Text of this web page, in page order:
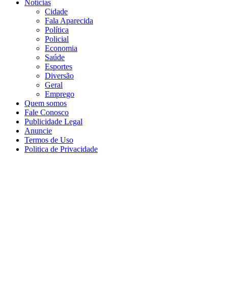
Notícias
Cidade
Fala Aparecida
Política
Policial
Economia
Saúde
Esportes
Diversão
Geral
Emprego
Quem somos
Fale Conosco
Publicidade Legal
Anuncie
Termos de Uso
Politica de Privacidade